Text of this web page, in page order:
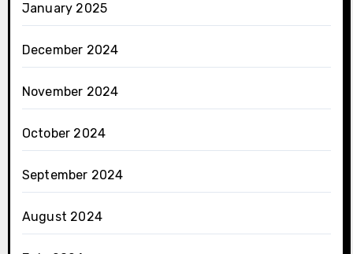
January 2025
December 2024
November 2024
October 2024
September 2024
August 2024